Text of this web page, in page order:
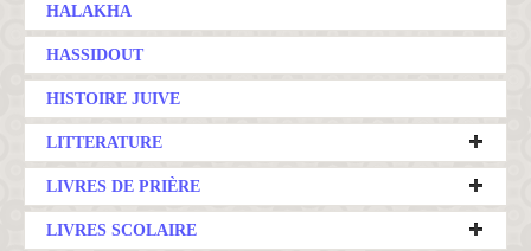
HALAKHA
HASSIDOUT
HISTOIRE JUIVE
LITTERATURE
LIVRES DE PRIÈRE
LIVRES SCOLAIRE